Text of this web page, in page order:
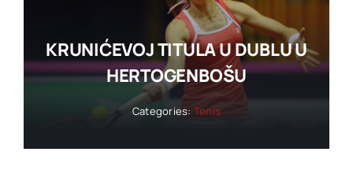
KRUNIĆEVOJ TITULA U DUBLU U
HERTOGENBOŠU
Categories: Tenis